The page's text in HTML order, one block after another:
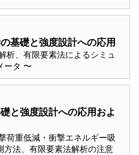
基礎と強度設計への応用
析、有限要素法によるシミュ
ータ 〜
と強度設計への応用およ
荷重低減・衝撃エネルギー吸
方法、有限要素法解析の注意